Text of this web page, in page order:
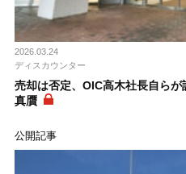
2026.03.24
ディスカウンター
売却は否定、OIC高木社長自ら
真贋
公開記事